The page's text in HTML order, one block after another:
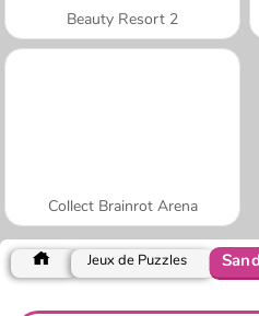
Beauty Resort 2
Collect Brainrot Arena
Jeux de Puzzles